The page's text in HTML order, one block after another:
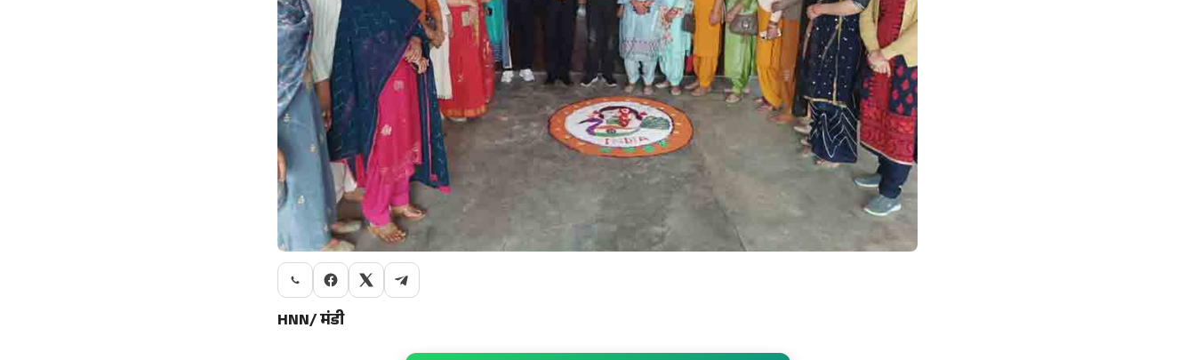
HNN/ मंडी